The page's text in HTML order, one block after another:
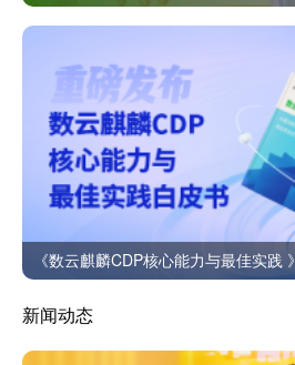
《数云麒麟CDP核心能力与最佳实践 》
新闻动态